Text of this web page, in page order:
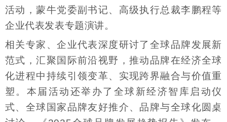
活动，蒙牛党委副书记、高级执行总裁李鹏程等
企业代表发表专题演讲。
相关专家、企业代表深度研讨了全球品牌发展新
范式，汇聚国际前沿视野，推动品牌在经济全球
化进程中持续引领变革、实现跨界融合与价值重
塑。本届活动还举办了全球新经济智库启动仪
式、全球国家品牌友好推介、品牌与全球化圆桌